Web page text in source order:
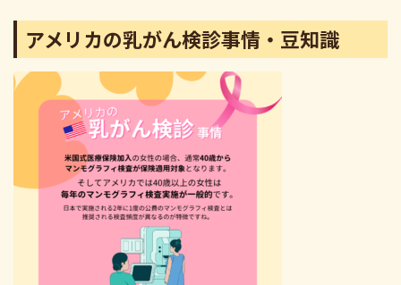
アメリカの乳がん検診事情・豆知識